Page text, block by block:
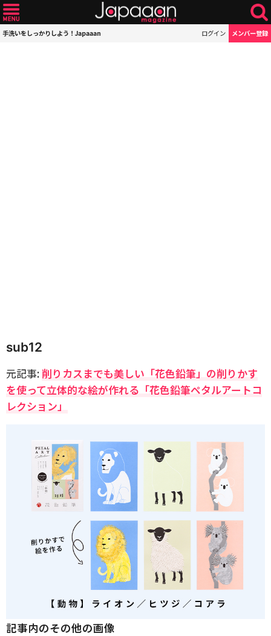
手洗いをしっかりしよう！Japaaan ログイン メンバー登録
sub12
元記事: 削りカスまでも美しい「花色鉛筆」の削りかす
を使って⽴体的な絵が作れる「花⾊鉛筆ペタルアートコ
レクション」
記事内のその他の画像